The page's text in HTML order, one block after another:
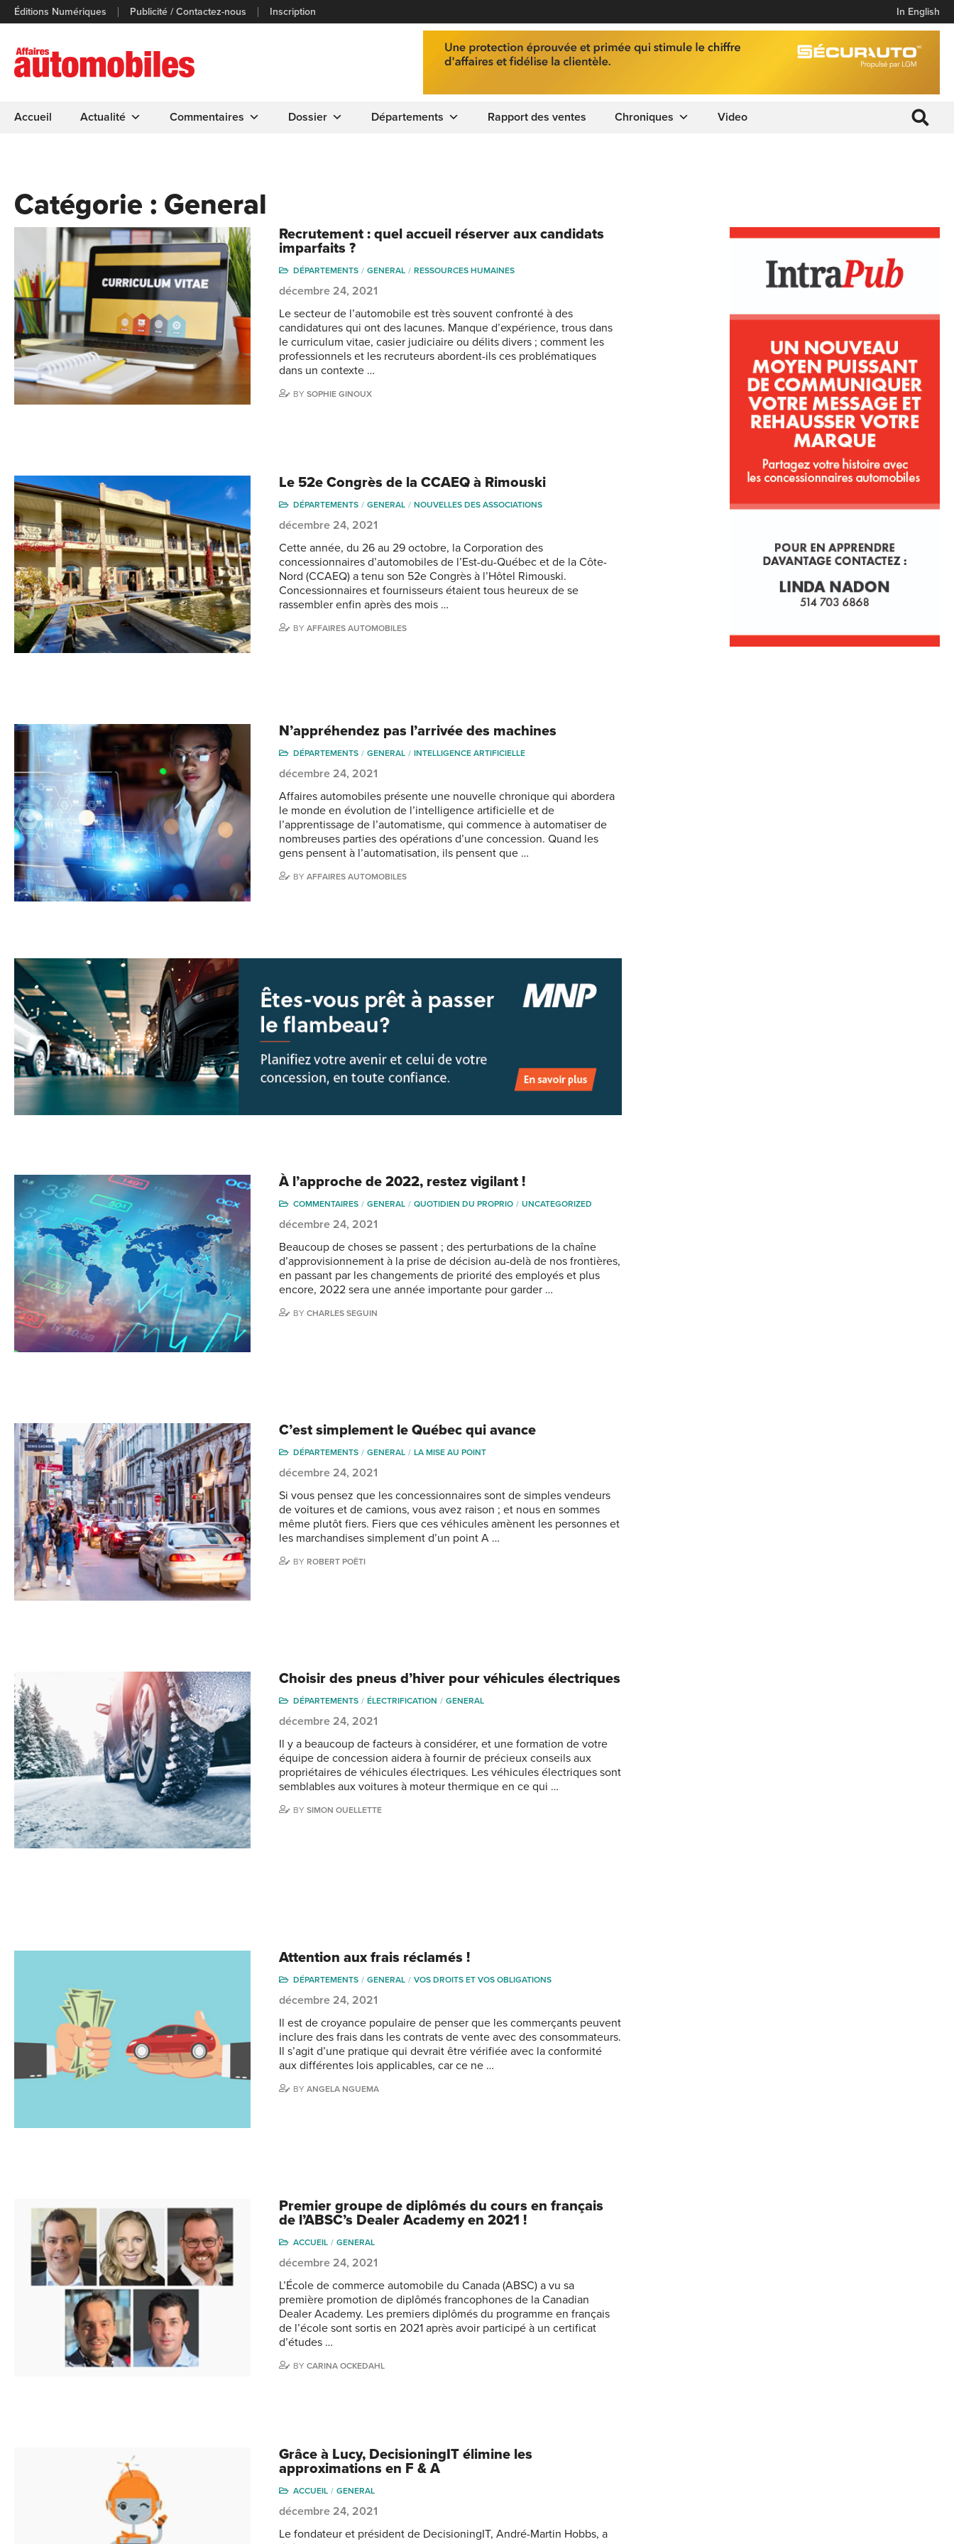
Éditions Numériques Publicité / Contactez-nous Inscription In English
Accueil Actualité Commentaires Dossier Départements Rapport des ventes Chroniques Video
Catégorie : General
Recrutement : quel accueil réserver aux candidats
imparfaits ?
DÉPARTEMENTS GENERAL RESSOURCES HUMAINES
décembre 24, 2021
Le secteur de l’automobile est très souvent confronté à des
candidatures qui ont des lacunes. Manque d’expérience, trous dans
le curriculum vitae, casier judiciaire ou délits divers ; comment les
professionnels et les recruteurs abordent-ils ces problématiques
dans un contexte …
BYSOPHIE GINOUX
Le 52e Congrès de la CCAEQ à Rimouski
DÉPARTEMENTS GENERAL NOUVELLES DES ASSOCIATIONS
décembre 24, 2021
Cette année, du 26 au 29 octobre, la Corporation des
concessionnaires d’automobiles de l’Est-du-Québec et de la Côte-
Nord (CCAEQ) a tenu son 52e Congrès à l’Hôtel Rimouski.
Concessionnaires et fournisseurs étaient tous heureux de se
rassembler enfin après des mois …
BYAFFAIRES AUTOMOBILES
N’appréhendez pas l’arrivée des machines
DÉPARTEMENTS GENERAL INTELLIGENCE ARTIFICIELLE
décembre 24, 2021
Affaires automobiles présente une nouvelle chronique qui abordera
le monde en évolution de l’intelligence artificielle et de
l’apprentissage de l’automatisme, qui commence à automatiser de
nombreuses parties des opérations d’une concession. Quand les
gens pensent à l’automatisation, ils pensent que …
BYAFFAIRES AUTOMOBILES
À l’approche de 2022, restez vigilant !
COMMENTAIRES GENERAL QUOTIDIEN DU PROPRIO UNCATEGORIZED
décembre 24, 2021
Beaucoup de choses se passent ; des perturbations de la chaîne
d’approvisionnement à la prise de décision au-delà de nos frontières,
en passant par les changements de priorité des employés et plus
encore, 2022 sera une année importante pour garder …
BYCHARLES SEGUIN
C’est simplement le Québec qui avance
DÉPARTEMENTS GENERAL LA MISE AU POINT
décembre 24, 2021
Si vous pensez que les concessionnaires sont de simples vendeurs
de voitures et de camions, vous avez raison ; et nous en sommes
même plutôt fiers. Fiers que ces véhicules amènent les personnes et
les marchandises simplement d’un point A …
BY ROBERT POËTI
Choisir des pneus d’hiver pour véhicules électriques
DÉPARTEMENTS ÉLECTRIFICATION GENERAL
décembre 24, 2021
Il y a beaucoup de facteurs à considérer, et une formation de votre
équipe de concession aidera à fournir de précieux conseils aux
propriétaires de véhicules électriques. Les véhicules électriques sont
semblables aux voitures à moteur thermique en ce qui …
BYSIMON OUELLETTE
Attention aux frais réclamés !
DÉPARTEMENTS GENERAL VOS DROITS ET VOS OBLIGATIONS
décembre 24, 2021
Il est de croyance populaire de penser que les commerçants peuvent
inclure des frais dans les contrats de vente avec des consommateurs.
Il s’agit d’une pratique qui devrait être vérifiée avec la conformité
aux différentes lois applicables, car ce ne …
BYANGELA NGUEMA
Premier groupe de diplômés du cours en français
de l’ABSC’s Dealer Academy en 2021 !
ACCUEIL GENERAL
décembre 24, 2021
L’École de commerce automobile du Canada (ABSC) a vu sa
première promotion de diplômés francophones de la Canadian
Dealer Academy. Les premiers diplômés du programme en français
de l’école sont sortis en 2021 après avoir participé à un certificat
d’études …
BYCARINA OCKEDAHL
Grâce à Lucy, DecisioningIT élimine les
approximations en F & A
ACCUEIL GENERAL
décembre 24, 2021
Le fondateur et président de DecisioningIT, André-Martin Hobbs, a